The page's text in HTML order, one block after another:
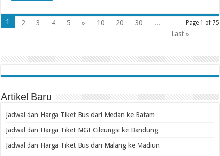
Page 1 of 75
1 2 3 4 5 » 10 20 30
...
Last »
Artikel Baru
Jadwal dan Harga Tiket Bus dari Medan ke Batam
Jadwal dan Harga Tiket MGI Cileungsi ke Bandung
Jadwal dan Harga Tiket Bus dari Malang ke Madiun